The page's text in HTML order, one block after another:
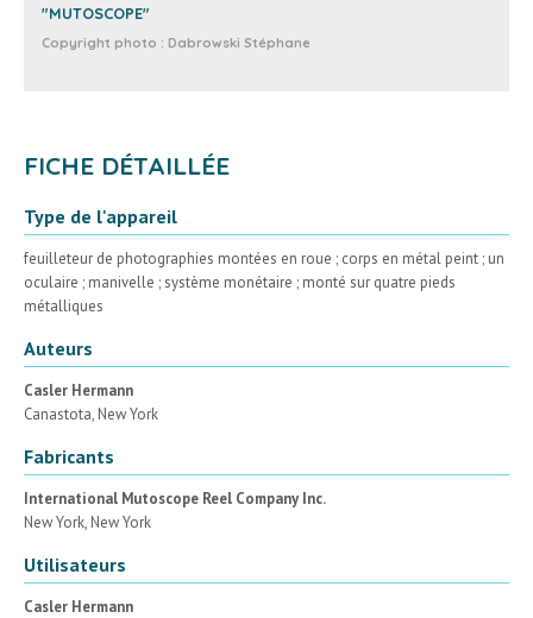
"MUTOSCOPE"
Copyright photo : Dabrowski Stéphane
FICHE DÉTAILLÉE
Type de l'appareil
feuilleteur de photographies montées en roue ; corps en métal peint ; un
oculaire ; manivelle ; système monétaire ; monté sur quatre pieds
métalliques
Auteurs
Casler Hermann
Canastota, New York
Fabricants
International Mutoscope Reel Company Inc.
New York, New York
Utilisateurs
Casler Hermann